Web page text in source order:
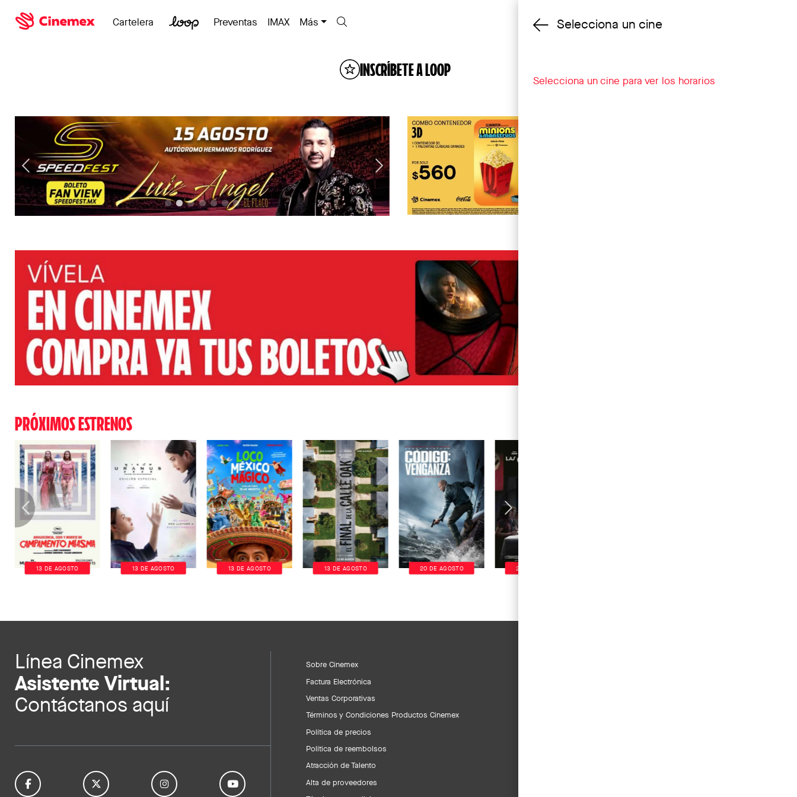
Cambiar cine
Cartelera Preventas IMAX Más
INSCRÍBETE A LOOP
PRÓXIMOS ESTRENOS
13 DE AGOSTO 13 DE AGOSTO 13 DE AGOSTO 13 DE AGOSTO 20 DE AGOSTO 20 DE AGOSTO
Línea Cinemex
Asistente Virtual:
Contáctanos aquí
Sobre Cinemex
Factura Electrónica
Ventas Corporativas
Términos y Condiciones Productos Cinemex
Política de precios
Política de reembolsos
Atracción de Talento
Alta de proveedores
Selecciona un cine
Selecciona un cine para ver los horarios